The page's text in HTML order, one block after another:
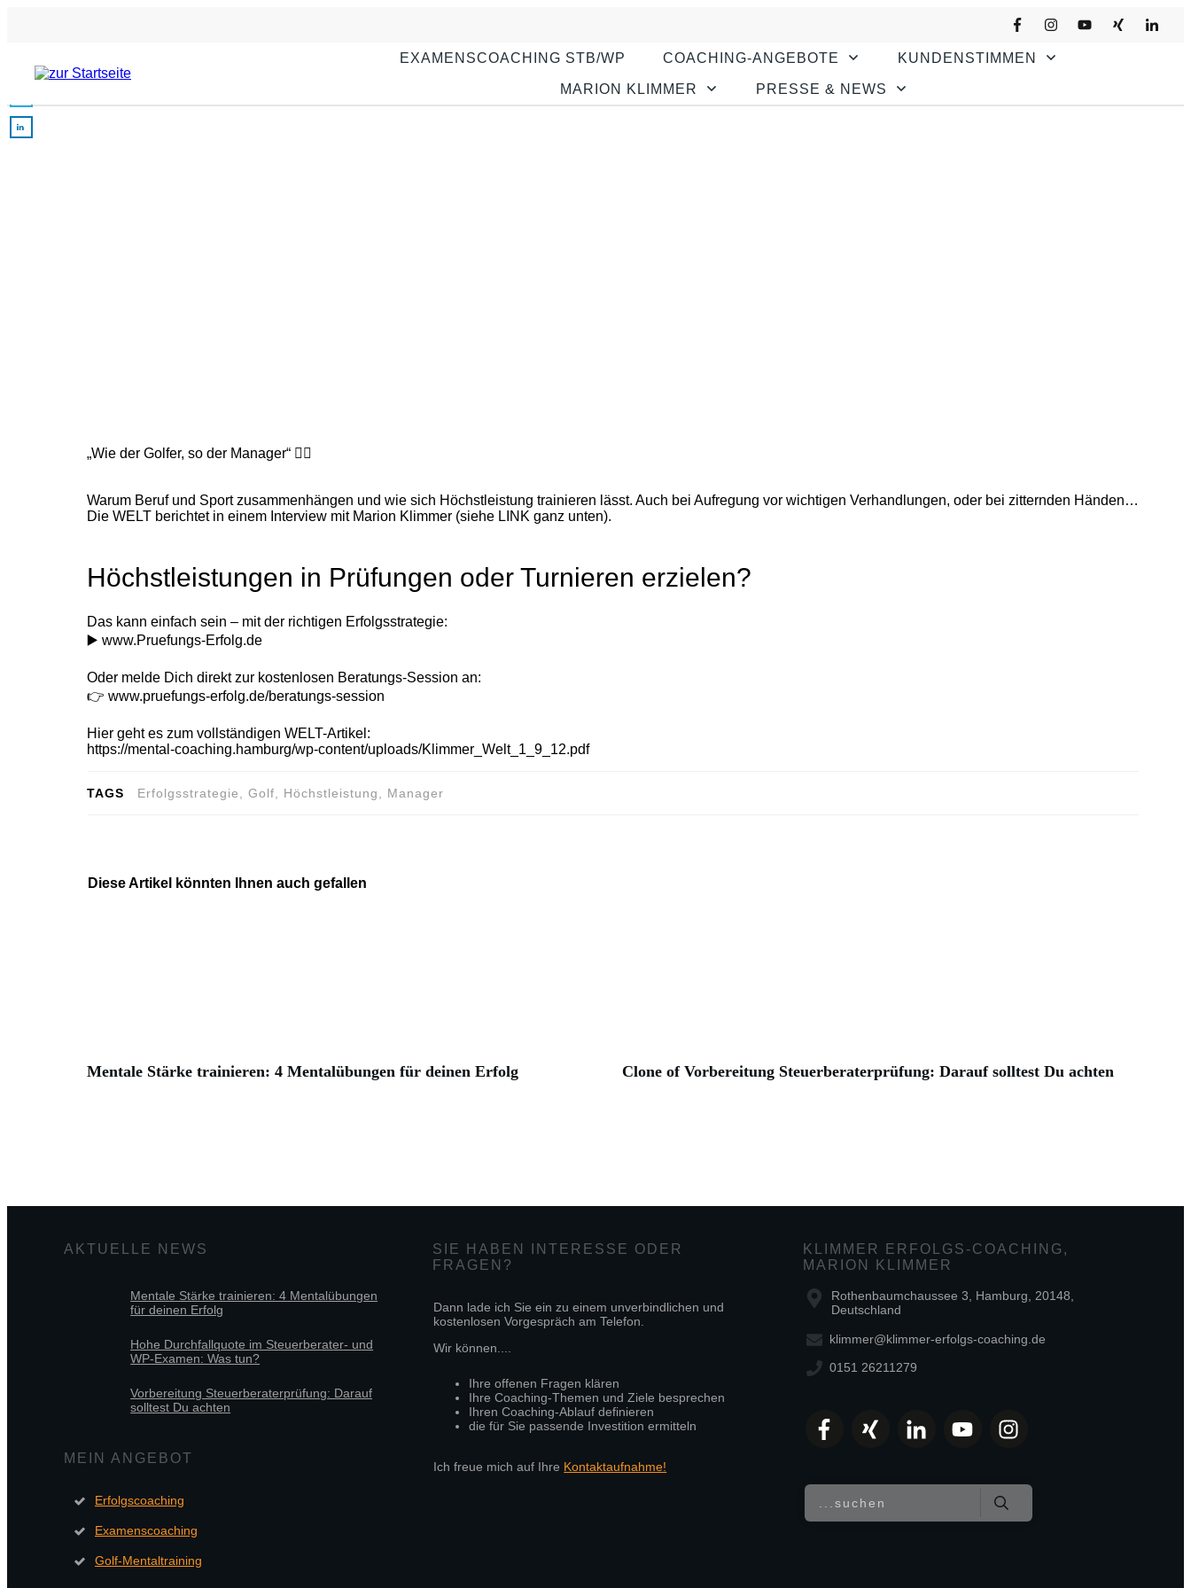
EXAMENSCOACHING STB/WP COACHING-ANGEBOTE KUNDENSTIMMEN
MARION KLIMMER PRESSE & NEWS
„Wie der Golfer, so der Manager“ 🏌️‍♀️
Warum Beruf und Sport zusammenhängen und wie sich Höchstleistung trainieren lässt. Auch bei Aufregung vor wichtigen Verhandlungen, oder bei zitternden Händen…
Die WELT berichtet in einem Interview mit Marion Klimmer (siehe LINK ganz unten).
Höchstleistungen in Prüfungen oder Turnieren erzielen?
Das kann einfach sein – mit der richtigen Erfolgsstrategie:
▶️ www.Pruefungs-Erfolg.de
Oder melde Dich direkt zur kostenlosen Beratungs-Session an:
👉 www.pruefungs-erfolg.de/beratungs-session
Hier geht es zum vollständigen WELT-Artikel:
https://mental-coaching.hamburg/wp-content/uploads/Klimmer_Welt_1_9_12.pdf
TAGS Erfolgsstrategie, Golf, Höchstleistung, Manager
Diese Artikel könnten Ihnen auch gefallen
Mentale Stärke trainieren: 4 Mentalübungen für deinen Erfolg Clone of Vorbereitung Steuerberaterprüfung: Darauf solltest Du achten
AKTUELLE NEWS
Mentale Stärke trainieren: 4 Mentalübungen
für deinen Erfolg
Hohe Durchfallquote im Steuerberater- und
WP-Examen: Was tun?
Vorbereitung Steuerberaterprüfung: Darauf
solltest Du achten
MEIN ANGEBOT
Erfolgscoaching
Examenscoaching
Golf-Mentaltraining
SIE HABEN INTERESSE ODER
FRAGEN?
Dann lade ich Sie ein zu einem unverbindlichen und
kostenlosen Vorgespräch am Telefon.
Wir können....
Ihre offenen Fragen klären
Ihre Coaching-Themen und Ziele besprechen
Ihren Coaching-Ablauf definieren
die für Sie passende Investition ermitteln
Ich freue mich auf Ihre Kontaktaufnahme!
KLIMMER ERFOLGS-COACHING,
MARION KLIMMER
Rothenbaumchaussee 3, Hamburg, 20148,
Deutschland
klimmer@klimmer-erfolgs-coaching.de
0151 26211279